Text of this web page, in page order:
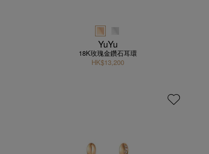
YuYu
18K玫瑰金鑽石耳環
HK$13,200